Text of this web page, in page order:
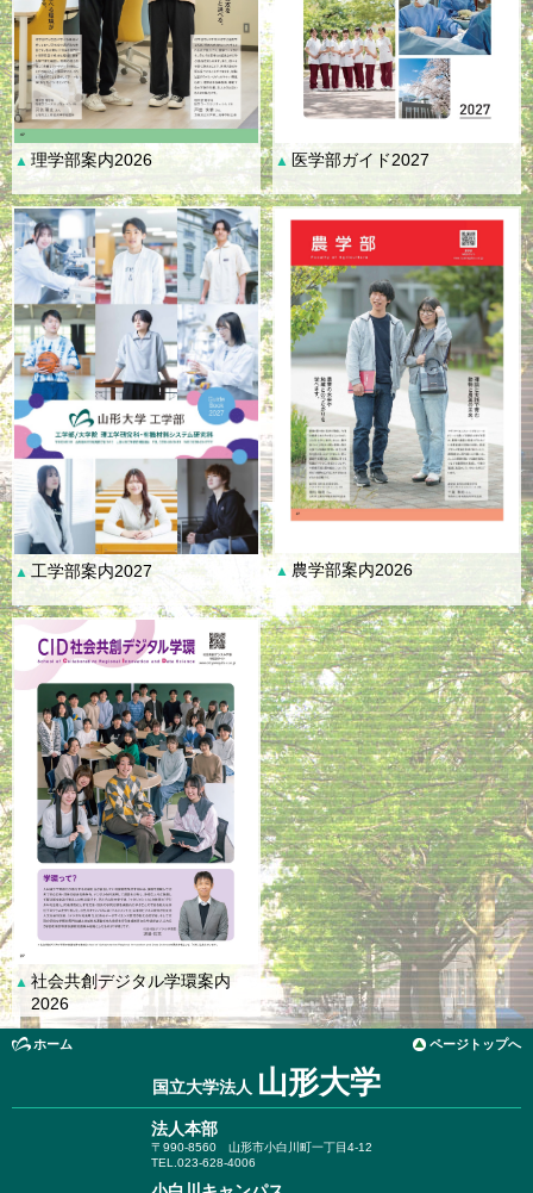
▲理学部案内2026 ▲ 医学部ガイド2027
▲ 工学部案内2027 ▲ 農学部案内2026
▲ 社会共創デジタル学環案内
2026
ホーム ページトップへ
国立大学法人 山形大学
法人本部
〒990-8560 山形市小白川町一丁目4-12
TEL.023-628-4006